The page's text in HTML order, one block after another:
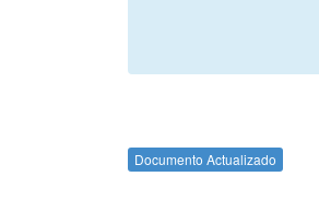
Documento Actualizado